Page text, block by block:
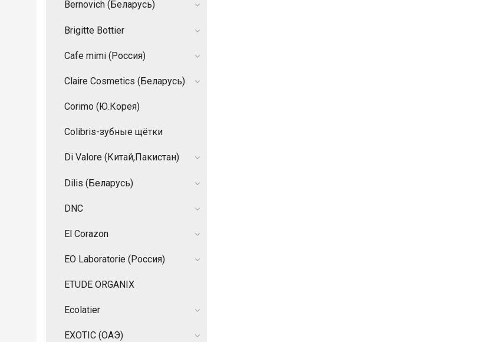
Bernovich (Беларусь)
Brigitte Bottier
Cafe mimi (Россия)
Claire Cosmetics (Беларусь)
Corimo (Ю.Корея)
Colibris-зубные щётки
Di Valore (Китай,Пакистан)
Dilis (Беларусь)
DNC
El Corazon
EO Laboratorie (Россия)
ETUDE ORGANIX
Ecolatier
EXOTIC (ОАЭ)